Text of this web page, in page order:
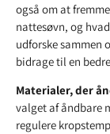
også om at
nattesøvn, og
udforske sammen
bidrage til en
Materialer, der
valget af åndbare
regulere